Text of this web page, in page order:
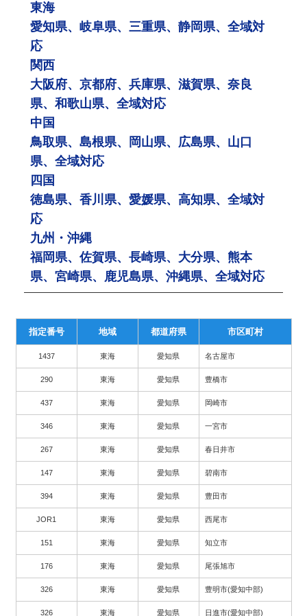
東海
愛知県、岐阜県、三重県、静岡県、全域対
応
関西
大阪府、京都府、兵庫県、滋賀県、奈良
県、和歌山県、全域対応
中国
鳥取県、島根県、岡山県、広島県、山口
県、全域対応
四国
徳島県、香川県、愛媛県、高知県、全域対
応
九州・沖縄
福岡県、佐賀県、長崎県、大分県、熊本
県、宮崎県、鹿児島県、沖縄県、全域対応
指定番号 地域 都道府県 市区町村
1437 東海 愛知県 名古屋市
290 東海 愛知県 豊橋市
437 東海 愛知県 岡崎市
346 東海 愛知県 一宮市
267 東海 愛知県 春日井市
147 東海 愛知県 碧南市
394 東海 愛知県 豊田市
JOR1 東海 愛知県 西尾市
151 東海 愛知県 知立市
176 東海 愛知県 尾張旭市
326 東海 愛知県 豊明市(愛知中部)
326 東海 愛知県 日進市(愛知中部)